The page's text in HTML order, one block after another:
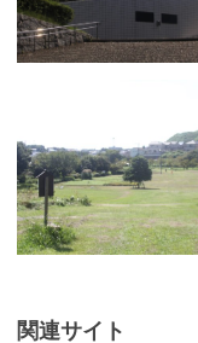
関連サイト